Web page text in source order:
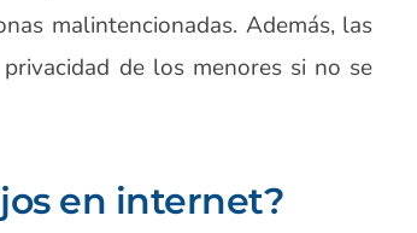
malintencionadas. Además, las
de los menores si no se
en internet?